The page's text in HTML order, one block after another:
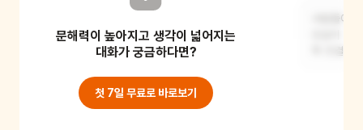
있는 것 같아요. 놀이공원에 가면 인기
있는 놀이기
문해력이 높아지고 생각이 넓어지는
대화가 궁금하다면?
첫 7일 무료로 바로보기
사람들이